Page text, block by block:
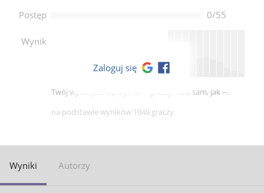
Postęp 0/55
Wynik --
Twój wynik jest lepszy, niż -- graczy i taki sam, jak --.
na podstawie wyników 1048 graczy
Zaloguj się
Wyniki Autorzy